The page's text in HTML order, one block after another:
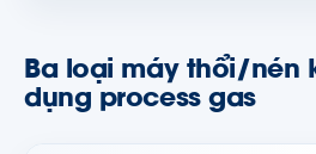
Ba loại máy thổi/nén
dụng process gas